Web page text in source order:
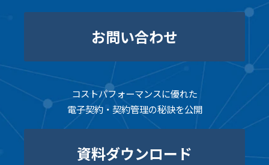
お問い合わせ
コストパフォーマンスに優れた
電子契約・契約管理の秘訣を公開
資料ダウンロード